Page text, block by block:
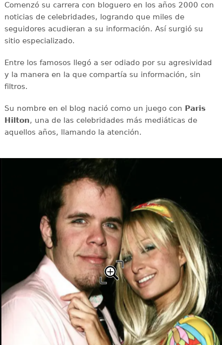
Comenzó su carrera con bloguero en los años 2000 con
noticias de celebridades, logrando que miles de
seguidores acudieran a su información. Así surgió su
sitio especializado.
Entre los famosos llegó a ser odiado por su agresividad
y la manera en la que compartía su información, sin
filtros.
Su nombre en el blog nació como un juego con Paris
Hilton, una de las celebridades más mediáticas de
aquellos años, llamando la atención.